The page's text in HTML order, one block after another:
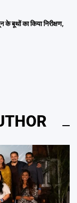
के बूथों का किया निरीक्षण,